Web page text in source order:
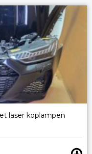
laser koplampen